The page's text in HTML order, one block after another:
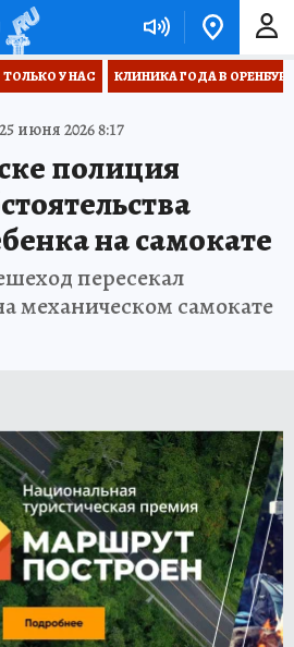
ТОЛЬКО У НАС КЛИНИКА ГОДА В
25 июня 2026 8:17
полиция
на самокате
пересекал
механическом самокате